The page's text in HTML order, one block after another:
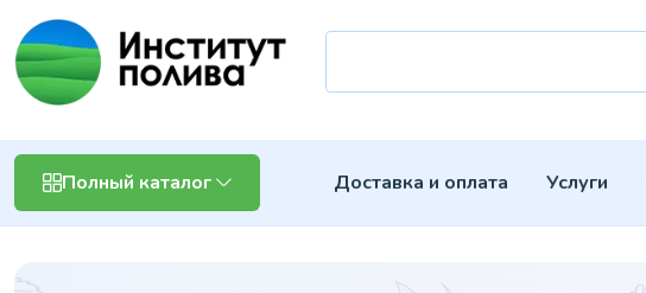
Полный каталог Доставка и оплата Услуги